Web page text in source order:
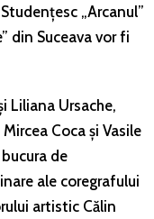
„Arcanul”
din Suceava vor fi
Liliana Ursache,
Coca și Vasile
de
ale coregrafului
artistic Călin